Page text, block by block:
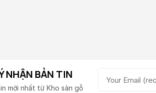
NHẬN BẢN TIN
mời nhất từ Kho sàn gỗ